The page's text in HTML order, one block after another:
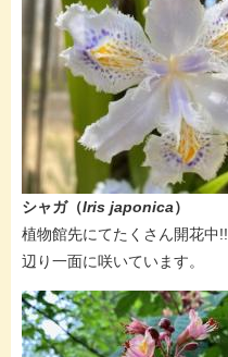
シャガ（Iris japonica）
​植物館先にてたくさん開花中!!
辺り一面に咲いています。